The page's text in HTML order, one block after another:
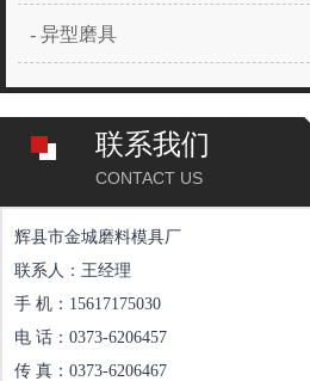
- 异型磨具
联系我们
CONTACT US
辉县市金城磨料模具厂
联系人：王经理
手 机：15617175030
电 话：0373-6206457
传 真：0373-6206467